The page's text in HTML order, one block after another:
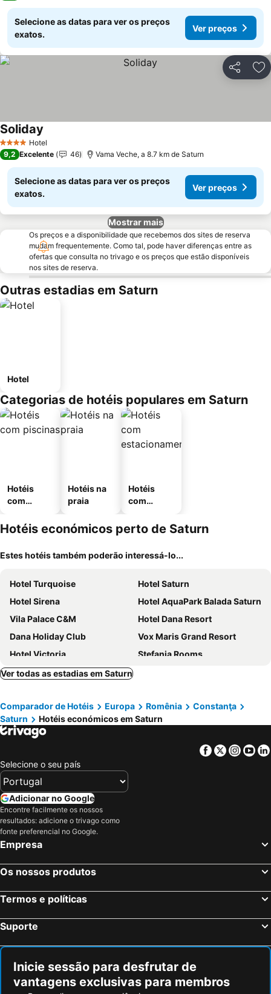
Selecione as datas para ver os preços
exatos.
Ver preços
Partilhar
4 EstrelasHotel
Soliday
9,2 Excelente 46 Vama Veche, a 8.7 km de Saturn
Selecione as datas para ver os preços
exatos.
Ver preços
Mostrar mais
Os preços e a disponibilidade que recebemos dos sites de reserva
mudam frequentemente. Como tal, pode haver diferenças entre as
ofertas que consulta no trivago e os preços que estão disponíveis
nos sites de reserva.
Outras estadias em Saturn
Hotel
Categorias de hotéis populares em Saturn
Hotéis
com
Hotéis na
praia
Hotéis
com
mento
Hotéis económicos perto de Saturn
Estes hotéis também poderão interessá-lo...
Hotel Turquoise
Hotel Saturn
Hotel Sirena
Hotel AquaPark Balada Saturn
Vila Palace C&M
Hotel Dana Resort
Dana Holiday Club
Vox Maris Grand Resort
Hotel Victoria
Stefania Rooms
Casa Selena
Ver todas as estadias em Saturn
Comparador de Hotéis Europa Romênia
Constanţa
Saturn
Hotéis económicos em Saturn
Facebook
Twitter
Selecione o seu país
Adicionar no Google
Encontre facilmente os nossos
resultados: adicione o trivago como
fonte preferencial no Google.
Empresa
Os nossos produtos
Termos e políticas
Suporte
Inicie sessão para desfrutar de
vantagens exclusivas para membros